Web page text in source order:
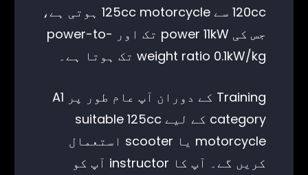
120cc سے 125cc motorcycle ہوتی ہے،
جس کی power 11kW تک اور power-to-
weight ratio 0.1kW/kg تک ہوتا ہے۔
Training کے دوران آپ عام طور پر A1
category کے لیے suitable 125cc
motorcycle یا scooter استعمال
کریں گے۔ آپ کا instructor آپ کو